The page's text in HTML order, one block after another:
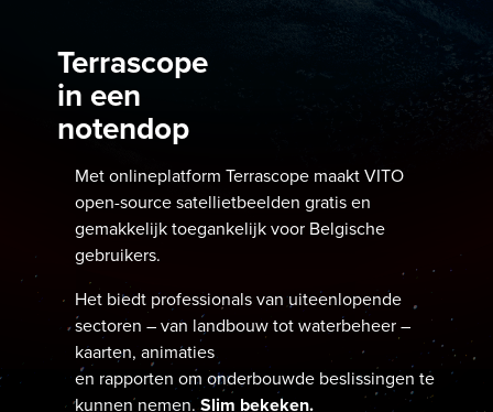
Terrascope
in een
notendop
Met onlineplatform Terrascope maakt VITO
open-source satellietbeelden gratis en
gemakkelijk toegankelijk voor Belgische
gebruikers.
Het biedt professionals van uiteenlopende
sectoren – van landbouw tot waterbeheer –
kaarten, animaties
en rapporten om onderbouwde beslissingen te
kunnen nemen.Slim bekeken.